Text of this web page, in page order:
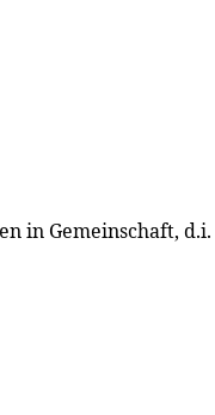
in Gemeinschaft,